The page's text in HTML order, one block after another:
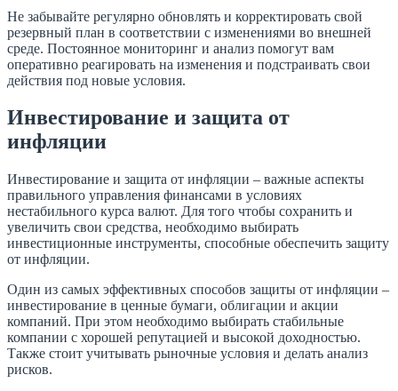
Не забывайте регулярно обновлять и корректировать свой
резервный план в соответствии с изменениями во внешней
среде. Постоянное мониторинг и анализ помогут вам
оперативно реагировать на изменения и подстраивать свои
действия под новые условия.
Инвестирование и защита от
инфляции
Инвестирование и защита от инфляции – важные аспекты
правильного управления финансами в условиях
нестабильного курса валют. Для того чтобы сохранить и
увеличить свои средства, необходимо выбирать
инвестиционные инструменты, способные обеспечить защиту
от инфляции.
Один из самых эффективных способов защиты от инфляции –
инвестирование в ценные бумаги, облигации и акции
компаний. При этом необходимо выбирать стабильные
компании с хорошей репутацией и высокой доходностью.
Также стоит учитывать рыночные условия и делать анализ
рисков.